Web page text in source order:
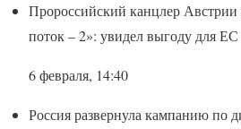
Пророссийский канцлер
поток – 2»: увидел выгоду для ЕС
6 февраля, 14:40
Россия развернула кампанию по